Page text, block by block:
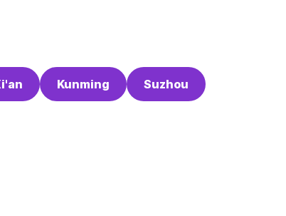
Kunming Suzhou